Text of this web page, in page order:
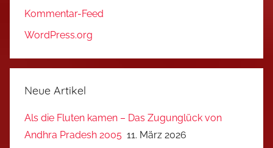
Kommentar-Feed
WordPress.org
Neue Artikel
Als die Fluten kamen – Das Zugunglück von
Andhra Pradesh 2005 11. März 2026